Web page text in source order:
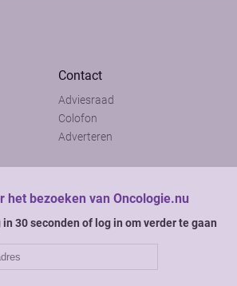
het bezoeken van Oncologie.nu
30 seconden of log in om verder te gaan
Contact
Adviesraad
Colofon
Adverteren